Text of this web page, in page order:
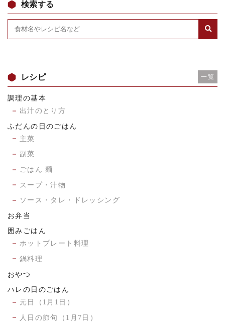
検索する
レシピ 一覧
調理の基本
出汁のとり方
ふだんの日のごはん
主菜
副菜
ごはん 麺
スープ・汁物
ソース・タレ・ドレッシング
お弁当
囲みごはん
ホットプレート料理
鍋料理
おやつ
ハレの日のごはん
元日（1月1日）
人日の節句（1月7日）